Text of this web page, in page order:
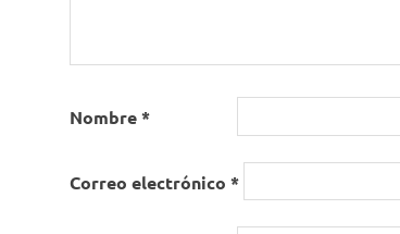
Nombre*
Correo electrónico *